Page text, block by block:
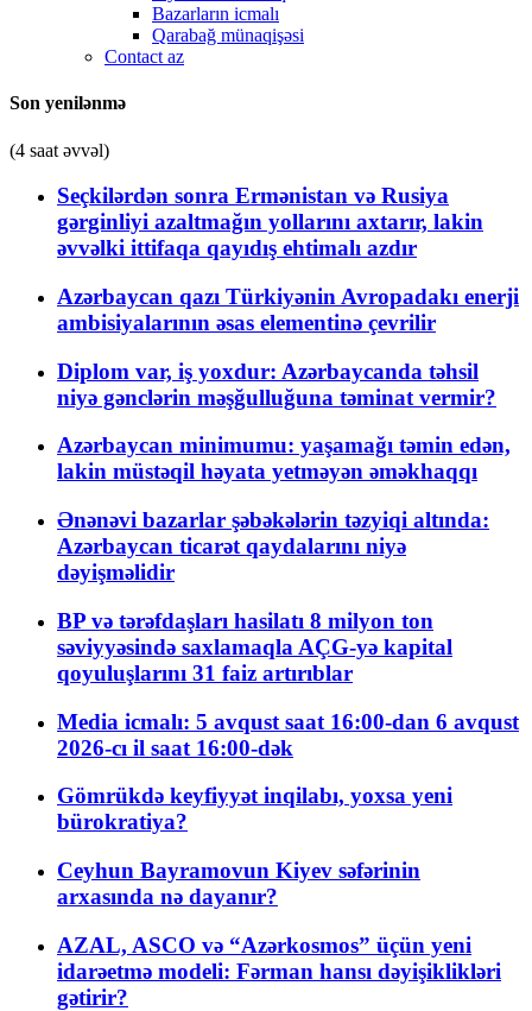
Bazarların icmalı
Qarabağ münaqişəsi
Contact az
Son yenilənmə
(4 saat əvvəl)
Seçkilərdən sonra Ermənistan və Rusiya
gərginliyi azaltmağın yollarını axtarır, lakin
əvvəlki ittifaqa qayıdış ehtimalı azdır
Azərbaycan qazı Türkiyənin Avropadakı enerji
ambisiyalarının əsas elementinə çevrilir
Diplom var, iş yoxdur: Azərbaycanda təhsil
niyə gənclərin məşğulluğuna təminat vermir?
Azərbaycan minimumu: yaşamağı təmin edən,
lakin müstəqil həyata yetməyən əməkhaqqı
Ənənəvi bazarlar şəbəkələrin təzyiqi altında:
Azərbaycan ticarət qaydalarını niyə
dəyişməlidir
BP və tərəfdaşları hasilatı 8 milyon ton
səviyyəsində saxlamaqla AÇG-yə kapital
qoyuluşlarını 31 faiz artırıblar
Media icmalı: 5 avqust saat 16:00-dan 6 avqust
2026-cı il saat 16:00-dək
Gömrükdə keyfiyyət inqilabı, yoxsa yeni
bürokratiya?
Ceyhun Bayramovun Kiyev səfərinin
arxasında nə dayanır?
AZAL, ASCO və “Azərkosmos” üçün yeni
idarəetmə modeli: Fərman hansı dəyişiklikləri
gətirir?